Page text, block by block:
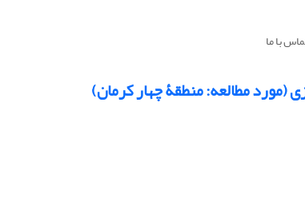
با ما
(مورد مطالعه: منطقۀ چهار کرمان)